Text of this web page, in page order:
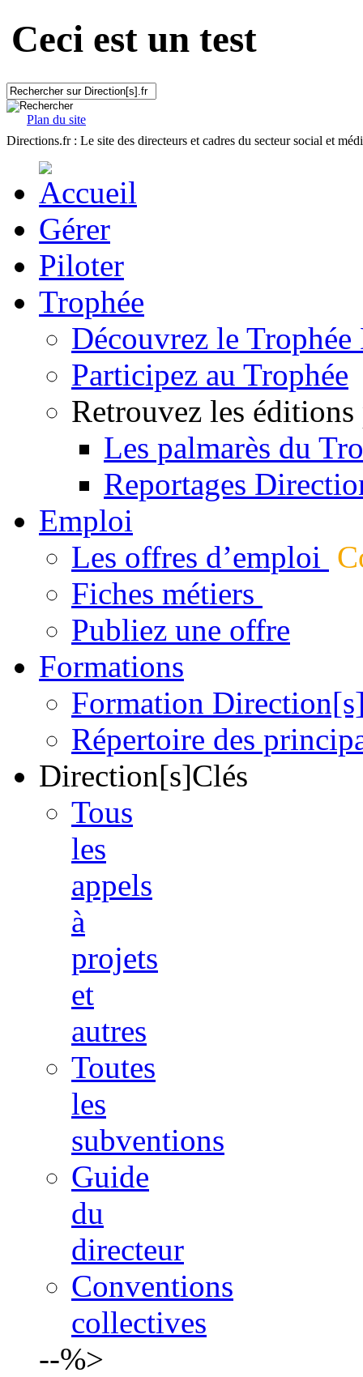
Ceci est un test
Plan du site
Directions.fr : Le site des directeurs et cadres du secteur social et
Gérer
Piloter
Trophée
Découvrez le
Participez au Trophée
Retrouvez les éditions
Les palmarès du
Reportages
Emploi
Les offres d’emploi
Fiches métiers
Publiez une offre
Formations
Formation
Répertoire des
Direction[s]Clés
Tous
les
appels
à
projets
et
autres
Toutes
les
subventions
Guide
du
directeur
Conventions
collectives
--%>